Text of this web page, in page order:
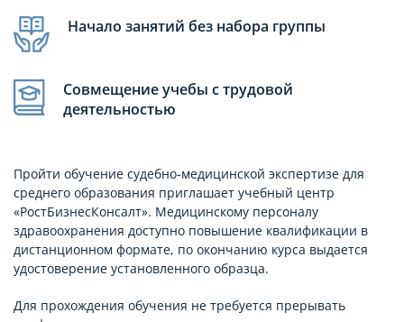
Начало занятий без набора группы
Совмещение учебы с трудовой
деятельностью
Пройти обучение судебно-медицинской экспертизе для
среднего образования приглашает учебный центр
«РостБизнесКонсалт». Медицинскому персоналу
здравоохранения доступно повышение квалификации в
дистанционном формате, по окончанию курса выдается
удостоверение установленного образца.
Для прохождения обучения не требуется прерывать